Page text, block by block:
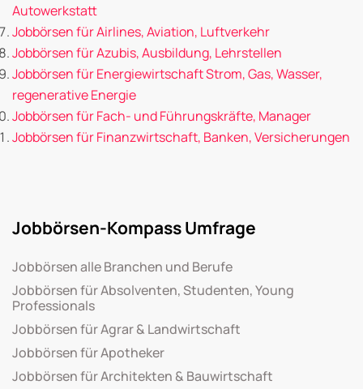
Autowerkstatt
Jobbörsen für Airlines, Aviation, Luftverkehr
Jobbörsen für Azubis, Ausbildung, Lehrstellen
Jobbörsen für Energiewirtschaft Strom, Gas, Wasser,
regenerative Energie
Jobbörsen für Fach- und Führungskräfte, Manager
Jobbörsen für Finanzwirtschaft, Banken, Versicherungen
Jobbörsen-Kompass Umfrage
Jobbörsen alle Branchen und Berufe
Jobbörsen für Absolventen, Studenten, Young
Professionals
Jobbörsen für Agrar & Landwirtschaft
Jobbörsen für Apotheker
Jobbörsen für Architekten & Bauwirtschaft